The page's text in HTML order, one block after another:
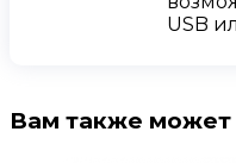
USB
Вам также может